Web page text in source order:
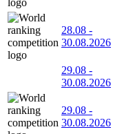
28.08 -
30.08.2026
29.08 -
30.08.2026
29.08 -
30.08.2026